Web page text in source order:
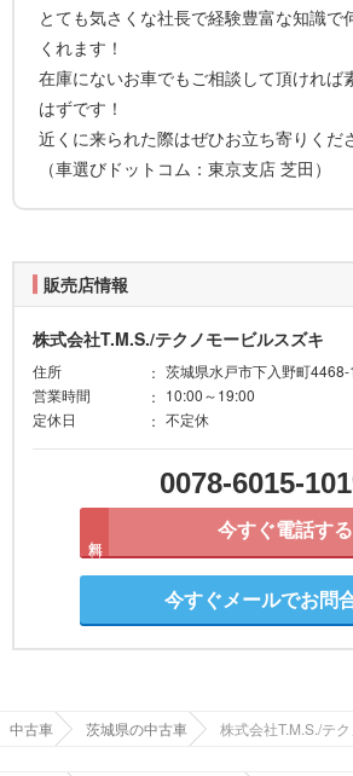
とても気さくな社長で経験豊富な知識で
くれます！
在庫にないお車でもご相談して頂ければ
はずです！
近くに来られた際はぜひお立ち寄りくだ
（車選びドットコム：東京支店 芝田）
販売店情報
株式会社T.M.S./テクノモービルスズキ
住所
茨城県水戸市下入野町4468-
営業時間
10:00～19:00
定休日
不定休
0078-6015-
今すぐ電話する
今すぐメールでお問
中古車 茨城県の中古車 株式会社T.M.S./テ